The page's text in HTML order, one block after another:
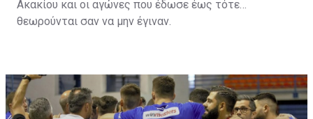
Ακακίου και οι αγώνες που έδωσε έως τότε
θεωρούνται σαν να μην έγιναν.